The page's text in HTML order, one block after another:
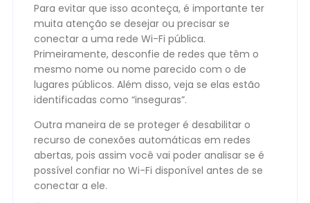
Para evitar que isso aconteça, é importante ter
muita atenção se desejar ou precisar se
conectar a uma rede Wi-Fi pública.
Primeiramente, desconfie de redes que têm o
mesmo nome ou nome parecido com o de
lugares públicos. Além disso, veja se elas estão
identificadas como “inseguras”.
Outra maneira de se proteger é desabilitar o
recurso de conexões automáticas em redes
abertas, pois assim você vai poder analisar se é
possível confiar no Wi-Fi disponível antes de se
conectar a ele.